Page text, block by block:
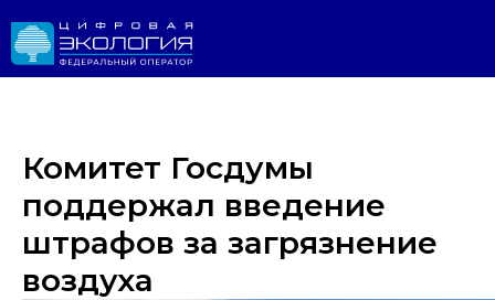
Комитет Госдумы
поддержал введение
штрафов за загрязнение
воздуха